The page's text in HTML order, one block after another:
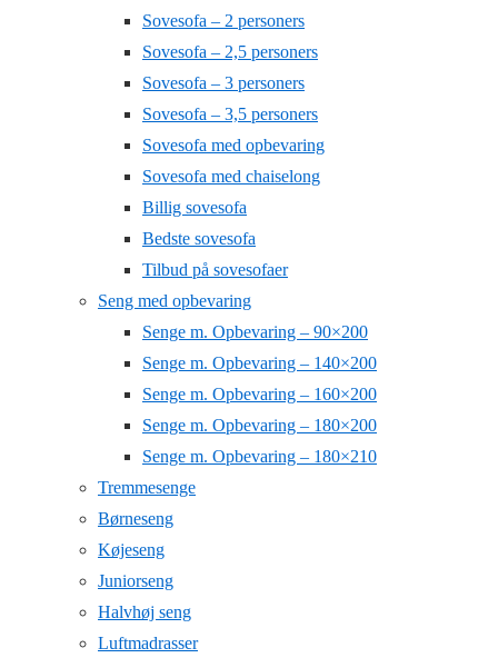
Sovesofa – 2 personers
Sovesofa – 2,5 personers
Sovesofa – 3 personers
Sovesofa – 3,5 personers
Sovesofa med opbevaring
Sovesofa med chaiselong
Billig sovesofa
Bedste sovesofa
Tilbud på sovesofaer
Seng med opbevaring
Senge m. Opbevaring – 90×200
Senge m. Opbevaring – 140×200
Senge m. Opbevaring – 160×200
Senge m. Opbevaring – 180×200
Senge m. Opbevaring – 180×210
Tremmesenge
Børneseng
Køjeseng
Juniorseng
Halvhøj seng
Luftmadrasser